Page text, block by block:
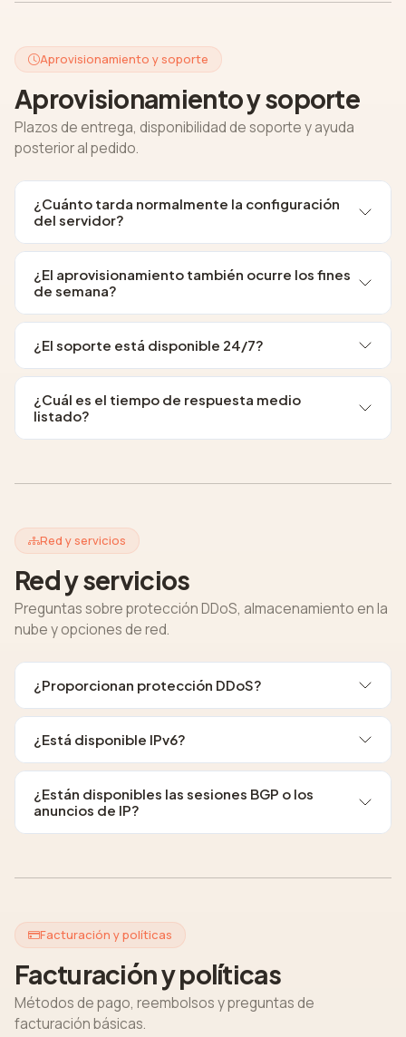
Aprovisionamiento y soporte
Aprovisionamiento y soporte
Plazos de entrega, disponibilidad de soporte y ayuda
posterior al pedido.
¿Cuánto tarda normalmente la configuración
del servidor?
¿El aprovisionamiento también ocurre los fines
de semana?
¿El soporte está disponible 24/7?
¿Cuál es el tiempo de respuesta medio
listado?
Red y servicios
Red y servicios
Preguntas sobre protección DDoS, almacenamiento en la
nube y opciones de red.
¿Proporcionan protección DDoS?
¿Está disponible IPv6?
¿Están disponibles las sesiones BGP o los
anuncios de IP?
Facturación y políticas
Facturación y políticas
Métodos de pago, reembolsos y preguntas de
facturación básicas.